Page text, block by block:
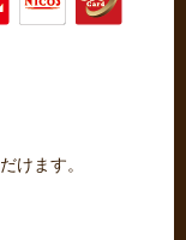
けます。